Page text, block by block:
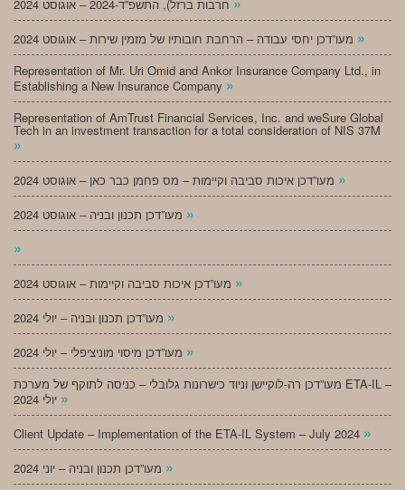
»
Representation of Mr. Uri Omid and Ankor Insurance Company Ltd., in
Establishing a New Insurance Company »
Representation of AmTrust Financial Services, Inc. and weSure Global
Tech in an investment transaction for a total consideration of NIS 37M
»
»
»
»
»
»
»
מעו”דכן רה-לוקיישן וניוד כישרונות גלובלי – כניסה לתוקף של מערכת ETA-IL –
»
Client Update – Implementation of the ETA-IL System – July 2024 »
»